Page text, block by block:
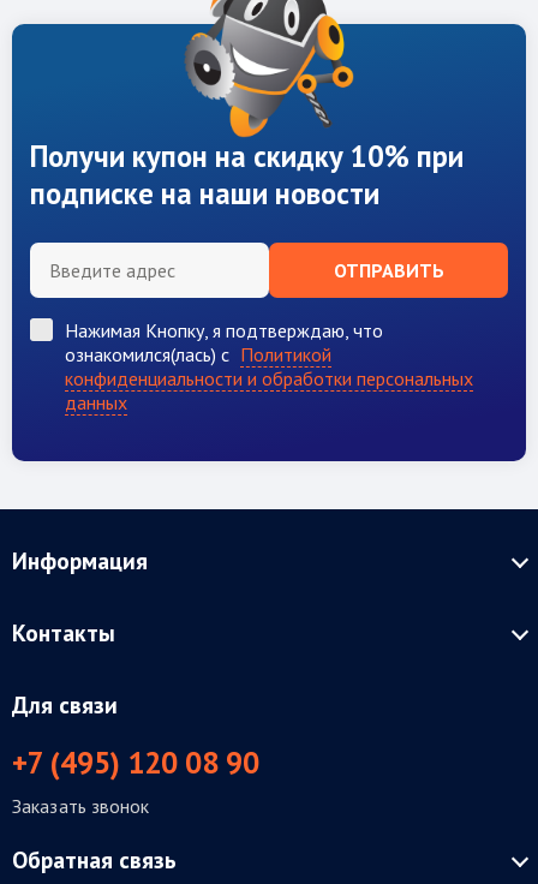
Получи купон на скидку 10% при
подписке на наши новости
ОТПРАВИТЬ
Нажимая Кнопку, я подтверждаю, что
ознакомился(лась) с Политикой
конфиденциальности и обработки персональных
данных
Информация
Контакты
Для связи
+7 (495) 120 08 90
Заказать звонок
Обратная связь